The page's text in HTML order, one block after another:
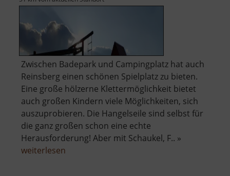
Zwischen Badepark und Campingplatz hat auch
Reinsberg einen schönen Spielplatz zu bieten.
Eine große hölzerne Klettermöglichkeit bietet
auch großen Kindern viele Möglichkeiten, sich
auszuprobieren. Die Hangelseile sind selbst für
die ganz großen schon eine echte
Herausforderung! Aber mit Schaukel, F.. »
weiterlesen